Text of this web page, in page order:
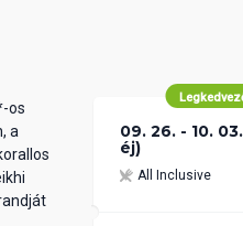
os
a
09. 26. - 10.
éj)
All Inclusive